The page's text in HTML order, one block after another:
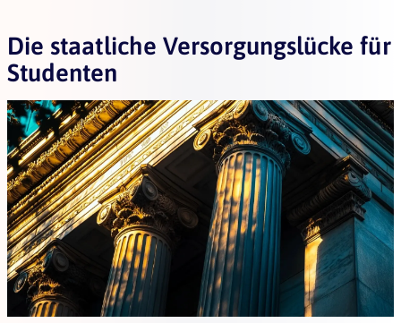
Die staatliche Versorgungslücke für
Studenten